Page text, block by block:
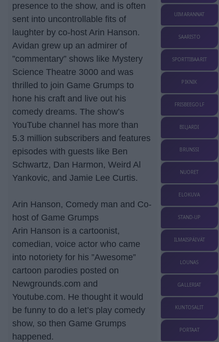
presence to the show, and is often
sent into uncontrollable fits of
laughter by co-host Arin Hanson.
Avidan grew up an admirer of
”commentary” shows like Mystery
Science Theatre 3000 and was
thrilled to join Game Grumps to
hone his craft and live out his
comedy dreams. The show’s
YouTube channel has more than
5.3 million subscribers and features
episodes with guests like Ben
Schwartz, Dan Harmon, Weird Al
Yankovic, and Jamie Lee Curtis.
Arin Hanson, Comedy man and Co-
host of Game Grumps
Arin Hanson is a cartoonist,
comedian, voice actor who came
into notoriety for his ”Awesome”
cartoon parodies posted on
Newgrounds.com and
Youtube.com. He thought it would
be funny to do a let’s play comedy
show, so then Game Grumps
happened.
UIMARANNAT
SAARISTO
SPORTTIBAARIT
PIKNIK
FRISBEEGOLF
BILJARDI
BRUNSSI
NUORET
ELOKUVA
STAND-UP
ILMAISPÄIVÄT
LOUNAS
GALLERIAT
KUNTOSALIT
PORTAAT